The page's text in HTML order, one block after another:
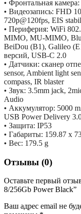
• Фронтальная
• Видеозапись: FHD
720p@120fps, EIS
• Периферия: WiFi
MIMO, MU-MIMO,
BeiDou (B1), Galileo
версий, USB-C 2.0
• Датчики: сканер
sensor, Ambient light
compass, IR blaster
• Звук: 3.5mm jack,
Audio
• Аккумулятор: 5000
USB Power Delivery
• Защита: IP53
• Габариты: 159.87 x
• Вес: 179.5 g
Отзывы (0)
Оставьте первый
8/256Gb Power Black”
Ваш адрес email не